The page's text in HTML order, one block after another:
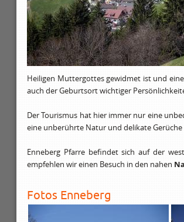
Heiligen Muttergottes gewidmet ist und
auch der Geburtsort wichtiger
Der Tourismus hat hier immer nur eine
eine unberührte Natur und delikate Gerüche
Enneberg Pfarre befindet sich auf der
empfehlen wir einen Besuch in den nahen
Fotos Enneberg